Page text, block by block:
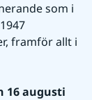
som i
framför allt i
16 augusti